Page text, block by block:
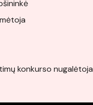
konkurso nugalėtoja